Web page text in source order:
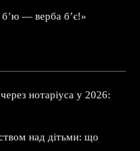
б’ю — верба б’є!»
нотаріуса у 2026:
над дітьми: що